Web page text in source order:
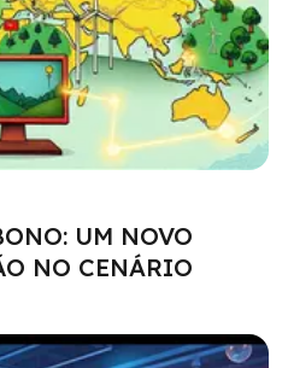
UM NOVO
NO CENÁRIO